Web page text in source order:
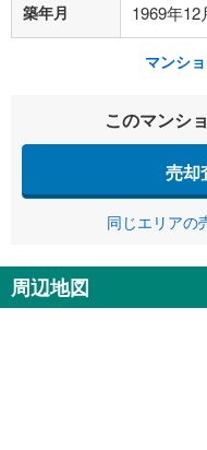
築年月 1969年12
マンシ
このマンシ
売却
同じエリアの
周辺地図